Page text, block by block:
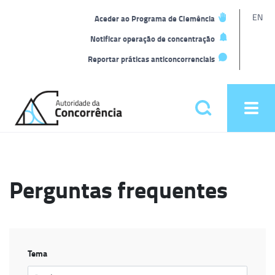
Aceder ao Programa de Clemência
Notificar operação de concentração
Reportar práticas anticoncorrenciais
EN
home
Pesquisar
Perguntas frequentes
Tema